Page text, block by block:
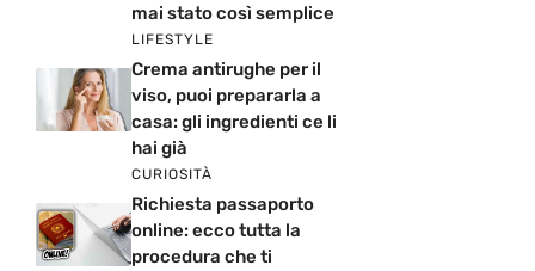
mai stato così semplice
LIFESTYLE
Crema antirughe per il
viso, puoi prepararla a
casa: gli ingredienti ce li
hai già
CURIOSITÀ
Richiesta passaporto
online: ecco tutta la
procedura che ti